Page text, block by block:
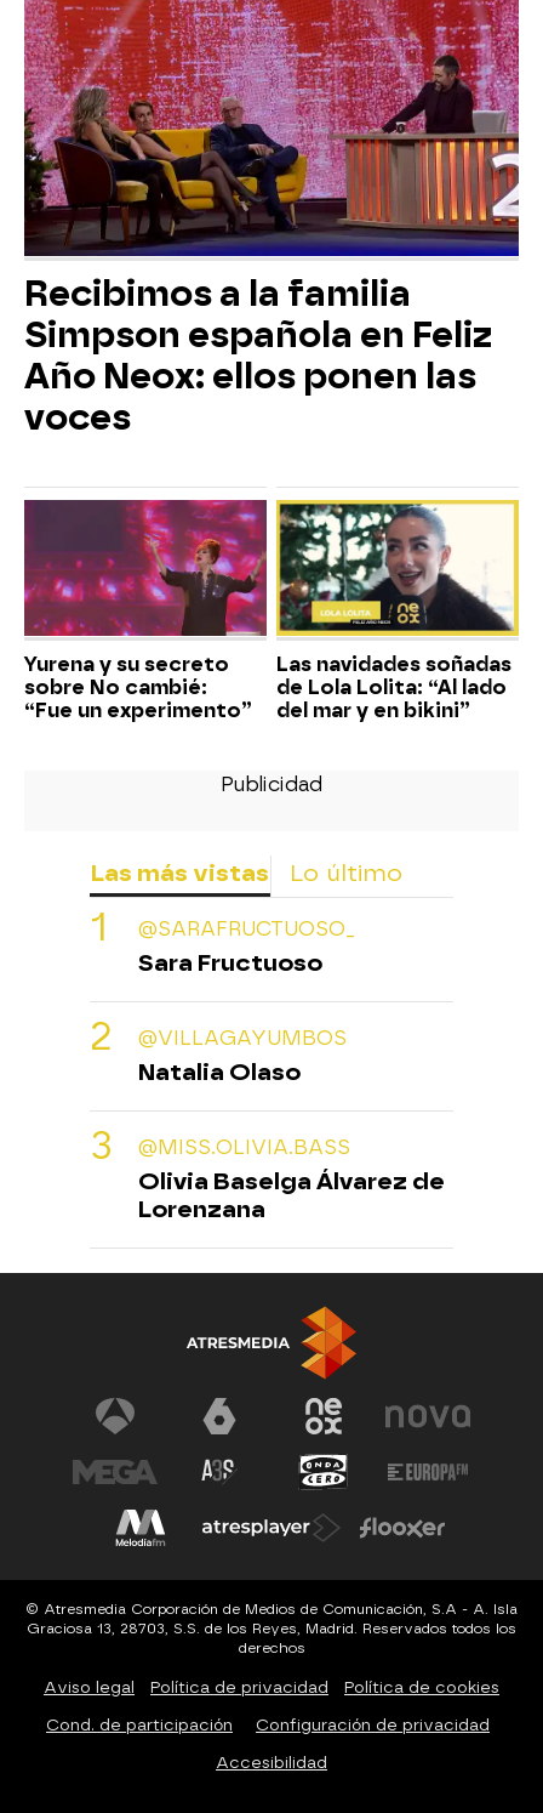
Recibimos a la familia
Simpson española en Feliz
Año Neox: ellos ponen las
voces
Yurena y su secreto
sobre No cambié:
“Fue un experimento”
Las navidades soñadas
de Lola Lolita: “Al lado
del mar y en bikini”
Las más vistas Lo último
@SARAFRUCTUOSO_
Sara Fructuoso
@VILLAGAYUMBOS
Natalia Olaso
@MISS.OLIVIA.BASS
Olivia Baselga Álvarez de
Lorenzana
© Atresmedia Corporación de Medios de Comunicación, S.A - A. Isla
Graciosa 13, 28703, S.S. de los Reyes, Madrid. Reservados todos los
derechos
Aviso legal Política de privacidad Política de cookies
Cond. de participación Configuración de privacidad
Accesibilidad